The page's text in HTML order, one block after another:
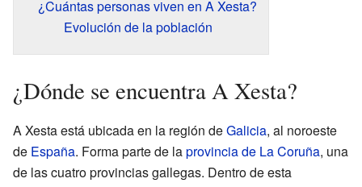
¿Cuántas personas viven en A Xesta?
Evolución de la población
¿Dónde se encuentra A Xesta?
A Xesta está ubicada en la región deGalicia, al noroeste
de España. Forma parte de laprovincia de La Coruña, una
de las cuatro provincias gallegas. Dentro de esta